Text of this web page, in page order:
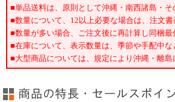
■単品送料は、原則として沖縄・南西諸島・
■数量について、12以上必要な場合は、注文
■数量が多い場合、ご注文後に再計算し同梱
■在庫について、表示数量は、季節や手配中
■大型商品については、規定により沖縄・離